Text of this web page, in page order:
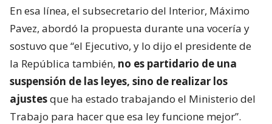
En esa línea, el subsecretario del Interior, Máximo
Pavez, abordó la propuesta durante una vocería y
sostuvo que “el Ejecutivo, y lo dijo el presidente de
la República también, no es partidario de una
suspensión de las leyes, sino de realizar los
ajustesque ha estado trabajando el Ministerio del
Trabajo para hacer que esa ley funcione mejor”.